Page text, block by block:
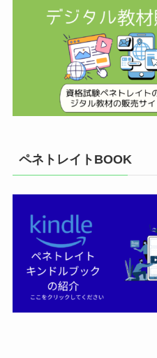
ペネトレイトBOOK